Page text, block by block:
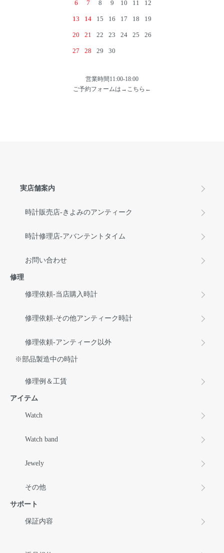
6 7 8 9 10 11 12
13 14 15 16 17 18 19
20 21 22 23 24 25 26
27 28 29 30
営業時間11:00-18:00
ご予約フォームは→ こちら ←
実店舗案内
時計販売店-きよみのアンティーク
時計修理店-アバンテントタイム
お問い合わせ
修理
修理依頼-当店購入時計
修理依頼-その他アンティーク時計
修理依頼-アンティーク以外
※部品製造中の時計
修理例＆工賃
アイテム
Watch
Watch band
Jewely
その他
サポート
保証内容